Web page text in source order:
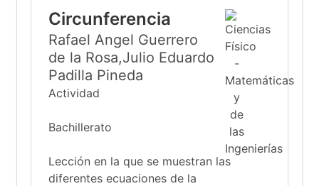
Circunferencia
Rafael Angel Guerrero
de la Rosa,Julio Eduardo
Padilla Pineda
Actividad
Bachillerato
Lección en la que se muestran las
diferentes ecuaciones de la